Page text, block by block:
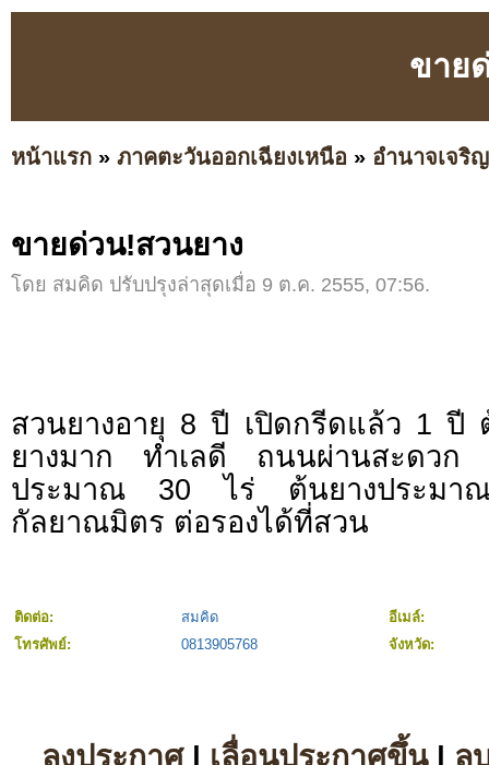
ขาย
หน้าแรก » ภาคตะวันออกเฉียงเหนือ » อำนาจเจริญ
ขายด่วน!สวนยาง
โดย สมคิด ปรับปรุงล่าสุดเมื่อ 9 ต.ค. 2555, 07:56.
สวนยางอายุ 8 ปี เปิดกรีดแล้ว 1 ปี
ยางมาก ทำเลดี ถนนผ่านสะดวก
ประมาณ 30 ไร่ ต้นยางประมา
กัลยาณมิตร ต่อรองได้ที่สวน
ติดต่อ: สมคิด
อีเมล์:
โทรศัพย์:
0813905768 จังหวัด:
ลงประกาศ| เลื่อนประกาศขึ้น| ล